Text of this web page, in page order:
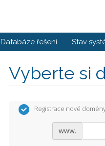
Databáze řešení Stav
Vyberte si
Registrace nové
www.